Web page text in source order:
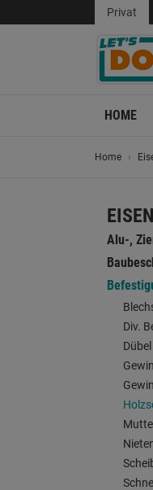
Privat
HOME
Home
Alu-,
Div.
Dübel